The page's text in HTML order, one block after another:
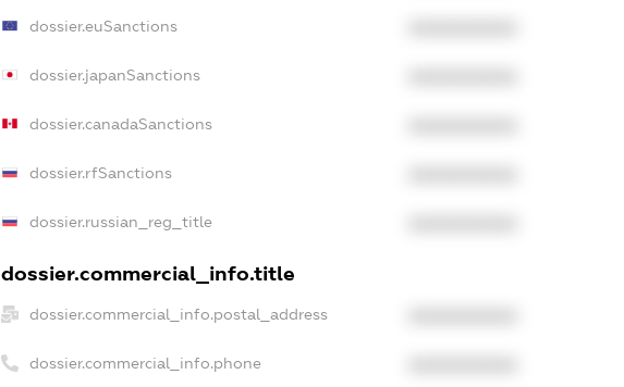
dossier.euSanctions
dossier.japanSanctions
dossier.canadaSanctions
dossier.rfSanctions
dossier.russian_reg_title
dossier.commercial_info.title
dossier.commercial_info.postal_address
dossier.commercial_info.phone